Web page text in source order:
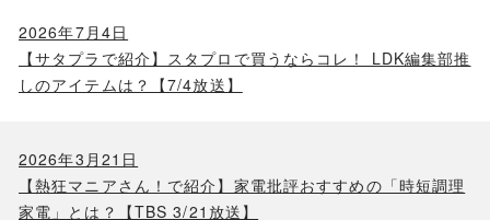
2026年7月4日
【サタプラで紹介】スタプロで買うならコレ！ LDK編集部推
しのアイテムは？【7/4放送】
2026年3月21日
【熱狂マニアさん！で紹介】家電批評おすすめの「時短調理
家電」とは？【TBS 3/21放送】